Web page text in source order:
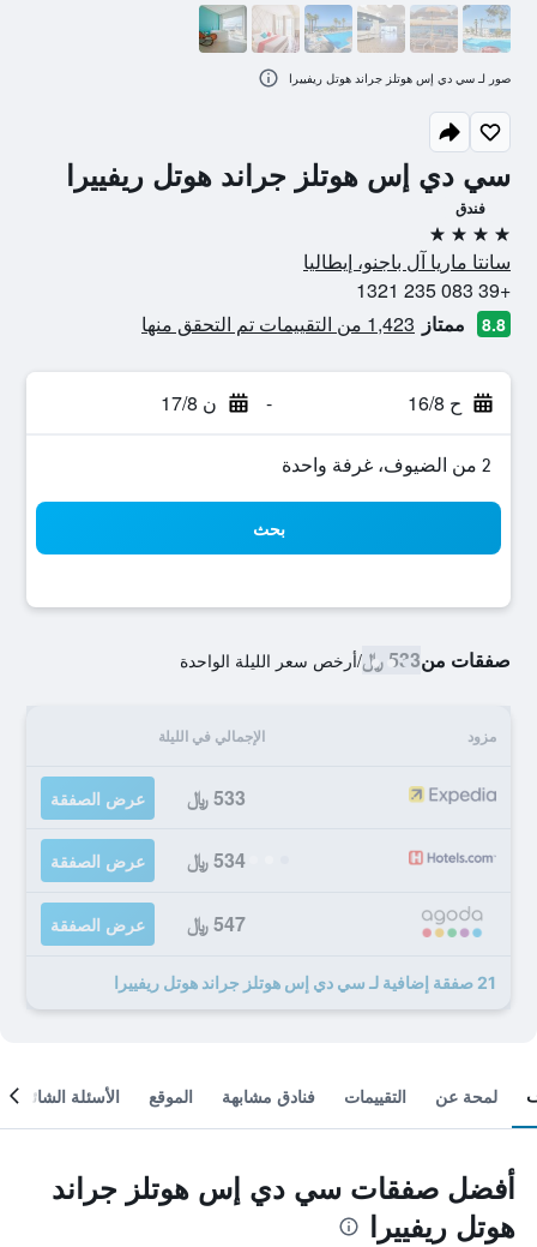
سي دي إس هوتلز جراند هوتل ريفييرا
فندق
4 نجوم
سانتا ماريا آل باجنو، إيطاليا
+39 083 235 1321
8.8 ممتاز 1,423 من التقييمات تم التحقق منها
ح 16/8 - ن 17/8
2 من الضيوف، غرفة واحدة
بحث
صفقات من533 ﷼ /أرخص سعر الليلة الواحدة
مزود الإجمالي في الليلة
533 ﷼ عرض الصفقة
534 ﷼ عرض الصفقة
547 ﷼ عرض الصفقة
21 صفقة إضافية لـ سي دي إس هوتلز جراند هوتل ريفييرا
صور لـ سي دي إس هوتلز جراند هوتل ريفييرا
لمحة عن التقييمات فنادق مشابهة الموقع الأسئلة الشائعة
أفضل صفقات سي دي إس هوتلز جراند
هوتل ريفييرا